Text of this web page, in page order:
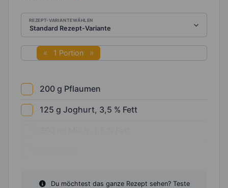
REZEPT-VARIANTE WÄHLEN
1 Portion
200 g Pflaumen
125 g Joghurt, 3,5 % Fett
Du möchtest das ganze Rezept sehen? Teste